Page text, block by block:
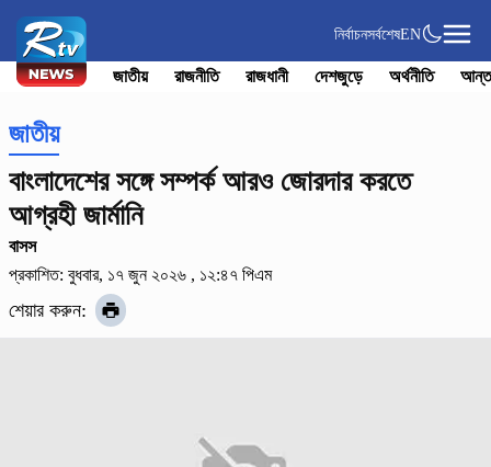
নির্বাচনসর্বশেষEN
জাতীয় রাজনীতি রাজধানী দেশজুড়ে অর্থনীতি
জাতীয়
বাংলাদেশের সঙ্গে সম্পর্ক আরও জোরদার করতে
আগ্রহী জার্মানি
বাসস
প্রকাশিত: বুধবার, ১৭ জুন ২০২৬ , ১২:৪৭ পিএম
শেয়ার করুন: